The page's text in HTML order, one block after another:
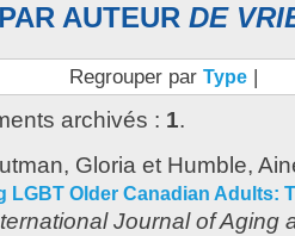
AUTEUR DE
Regrouper par Type |
archivés : 1.
Gloria et Humble,
LGBT Older Canadian Adults:
Journal of Aging